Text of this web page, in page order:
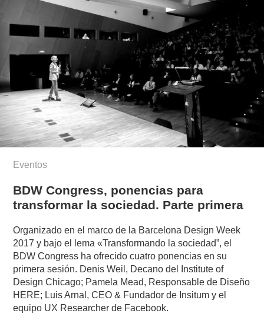
Eventos
BDW Congress, ponencias para
transformar la sociedad. Parte primera
Organizado en el marco de la Barcelona Design Week
2017 y bajo el lema «Transformando la sociedad”, el
BDW Congress ha ofrecido cuatro ponencias en su
primera sesión. Denis Weil, Decano del Institute of
Design Chicago; Pamela Mead, Responsable de Diseño
HERE; Luis Arnal, CEO & Fundador de Insitum y el
equipo UX Researcher de Facebook.